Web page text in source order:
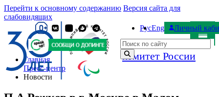
Перейти к основному содержанию Версия сайта для
слабовидящих
Паралимпийский
комитет России
РусEng
Личный
Поиск по сайту
Главная
Пресс-центр
Новости